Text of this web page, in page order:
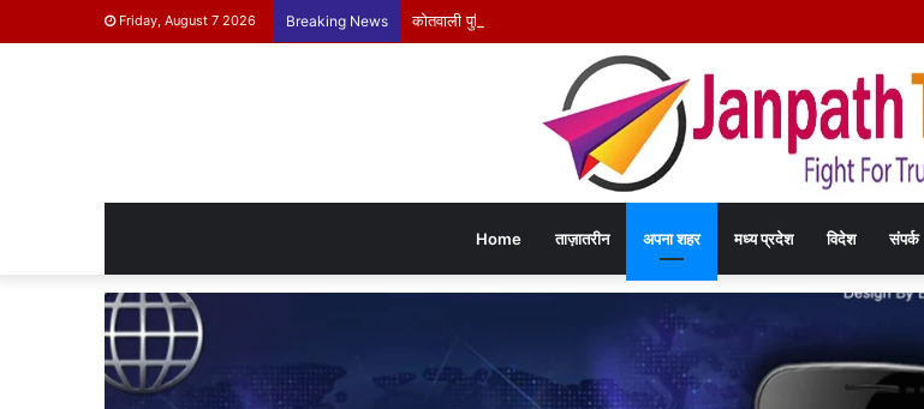
Friday, August 7 2026 Breaking News कोतवाली पुलिस ने किया हत्या कांड का खुलासा – चंद रुपयों के विवाद में पत्नी की पीट-पीटकर
Home ताज़ातरीन अपना शहर मध्य प्रदेश विदेश संपर्क